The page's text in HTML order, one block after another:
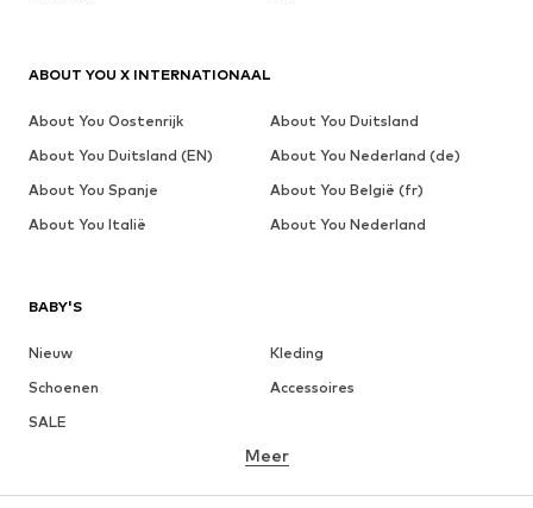
BABY'S
Nieuw
Kleding
Schoenen
Accessoires
SALE
Meer
ABOUT YOU X INTERNATIONAAL
About You Oostenrijk
About You Duitsland
About You Duitsland (EN)
About You Nederland (de)
About You Spanje
About You België (fr)
About You Italië
About You Nederland